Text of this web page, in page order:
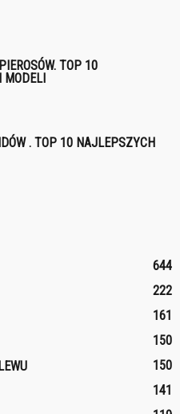
TOP 10
MODELI
. TOP 10 NAJLEPSZYCH
644
222
161
150
150
141